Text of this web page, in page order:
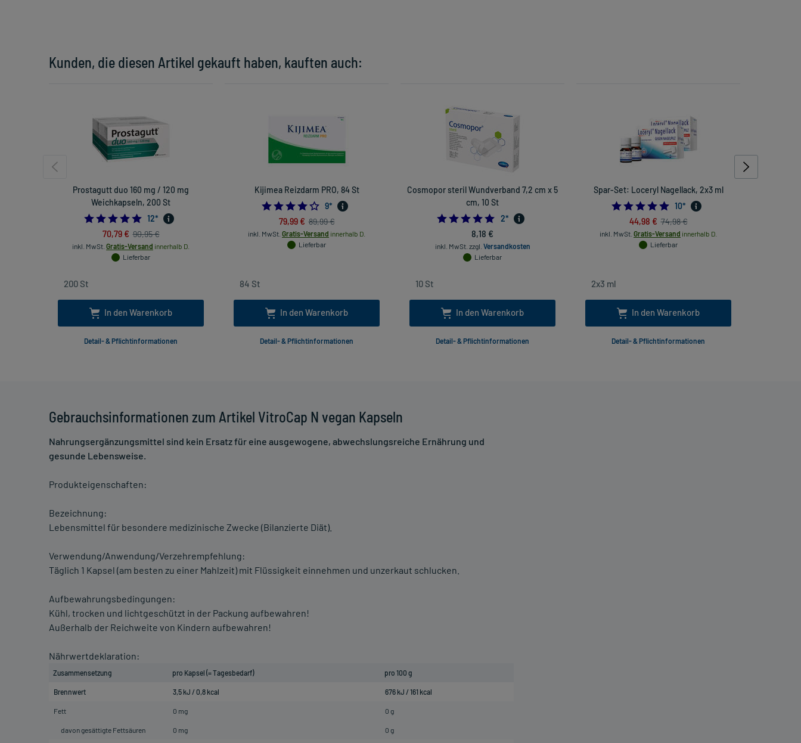
Gebrauchsinformationen zum Artikel VitroCap N vegan Kapseln
Nahrungsergänzungsmittel sind kein Ersatz für eine ausgewogene, abwechslungsreiche Ernährung und
gesunde Lebensweise.
Produkteigenschaften:
Bezeichnung:
Lebensmittel für besondere medizinische Zwecke (Bilanzierte Diät).
Verwendung/Anwendung/Verzehrempfehlung:
Täglich 1 Kapsel (am besten zu einer Mahlzeit) mit Flüssigkeit einnehmen und unzerkaut schlucken.
Aufbewahrungsbedingungen:
Kühl, trocken und lichtgeschützt in der Packung aufbewahren!
Außerhalb der Reichweite von Kindern aufbewahren!
Nährwertdeklaration:
Zusammensetzung pro Kapsel (= Tagesbedarf) pro 100 g
Brennwert 3,5 kJ / 0,8 kcal 676 kJ / 161 kcal
Fett 0 mg 0 g
davon gesättigte Fettsäuren 0 mg 0 g
Kunden, die diesen Artikel gekauft haben, kauften auch:
Prostagutt duo 160 mg / 120 mg
Weichkapseln, 200 St
4.916666666666667
12*
70,79 € 90,95 €
inkl. MwSt. Gratis-Versand innerhalb D.
Lieferbar
In den Warenkorb
Detail- & Pflichtinformationen
Kijimea Reizdarm PRO, 84 St
4.111111111111111
9*
79,99 € 89,99 €
inkl. MwSt. Gratis-Versand innerhalb D.
Lieferbar
In den Warenkorb
Detail- & Pflichtinformationen
Cosmopor steril Wundverband 7,2 cm x 5
cm, 10 St
5.0
2*
8,18 €
inkl. MwSt. zzgl. Versandkosten
Lieferbar
In den Warenkorb
Detail- & Pflichtinformationen
Spar-Set: Loceryl Nagellack, 2x3 ml
4.8
10*
44,98 € 74,98 €
inkl. MwSt. Gratis-Versand innerhalb D.
Lieferbar
In den Warenkorb
Detail- & Pflichtinformationen